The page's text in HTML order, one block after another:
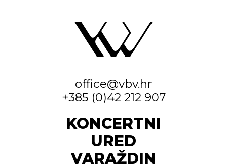
office@vbv.hr
+385 (0)42 212 907
KONCERTNI
URED
VARAŽDIN